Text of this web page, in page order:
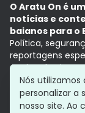
O Aratu On é
notícias e
baianos para o
Política,
reportagens
Aqui, tudo vira
com a
Grupo Aratu
Nós utilizamos
personalizar a
nosso site. Ao